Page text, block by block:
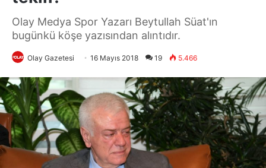
Olay Medya Spor Yazarı Beytullah Süat'ın
bugünkü köşe yazısından alıntıdır.
Olay Gazetesi 16 Mayıs 2018 19 5.466